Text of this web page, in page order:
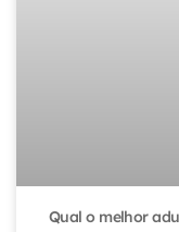
Qual o melhor